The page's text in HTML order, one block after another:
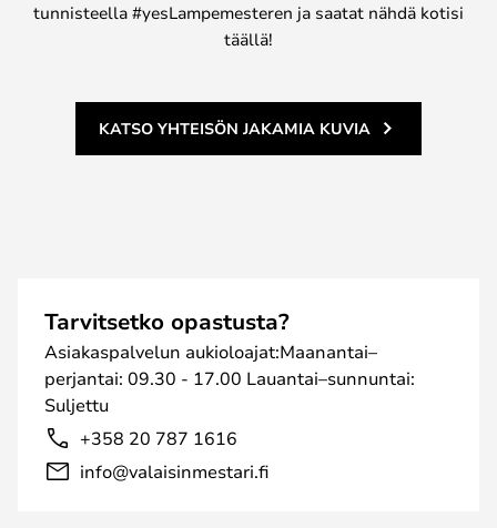
tunnisteella #yesLampemesteren ja saatat nähdä kotisi
täällä!
KATSO YHTEISÖN JAKAMIA KUVIA
Tarvitsetko opastusta?
Asiakaspalvelun aukioloajat:Maanantai–
perjantai: 09.30 - 17.00 Lauantai–sunnuntai:
Suljettu
+358 20 787 1616
info@valaisinmestari.fi